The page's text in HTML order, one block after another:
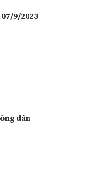
Khoảnh khắc & Sự kiện ngày 07/9/2023
dân